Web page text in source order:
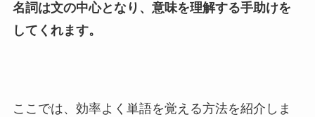
名詞は文の中心となり、意味を理解する手助けを
してくれます。
ここでは、効率よく単語を覚える方法を紹介しま